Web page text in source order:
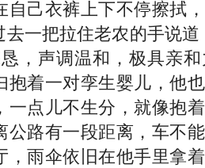
自己衣裤上下不停擦拭
一把拉住老农的手说
，声调温和，极具亲和
抱着一对孪生婴儿，他
一点儿不生分，就像抱
公路有一段距离，车不
，雨伞依旧在他手里拿